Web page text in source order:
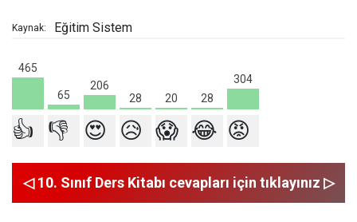
Kaynak: Eğitim Sistem
465
65
206
28
20 28
304
👍 👎 😍 😥 😱 😂 😡
◁ 10. Sınıf Ders Kitabı cevapları için tıklayınız ▷